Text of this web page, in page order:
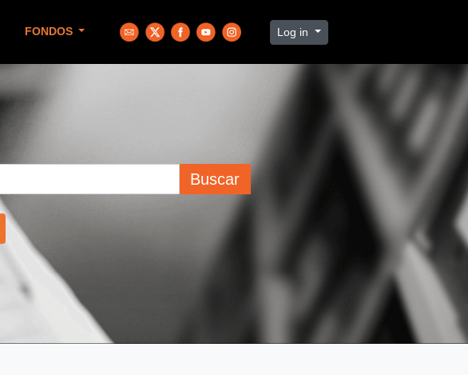
FONDOS Log in
Buscar